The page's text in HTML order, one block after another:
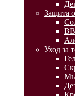
Защита
Уход за